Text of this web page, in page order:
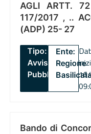
AGLI ARTT.
117/2017 , ..
(ADP) 25- 27
Tipo:
Avviso
Pubblico
Ente:
Regione
Bando di